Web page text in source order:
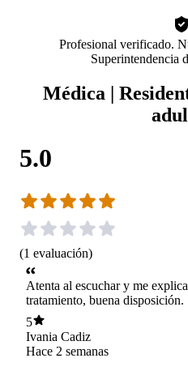
Profesional verificado.
Superintendencia
Médica |
5.0
(1 evaluación)
Atenta al escuchar y me
tratamiento, buena disposición.
5
Ivania Cadiz
Hace 2 semanas